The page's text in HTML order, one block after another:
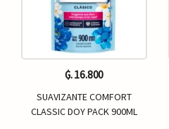
₲. 16.800
SUAVIZANTE COMFORT
CLASSIC DOY PACK 900ML